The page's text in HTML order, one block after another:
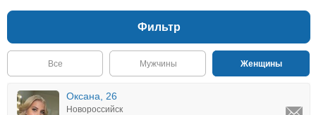
Фильтр
Все Мужчины Женщины
Оксана, 26
Новороссийск